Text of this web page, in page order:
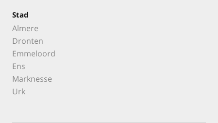
Stad
Almere
Dronten
Emmeloord
Ens
Marknesse
Urk